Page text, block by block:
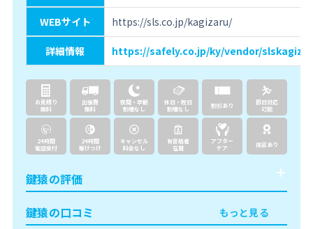
WEBサイト https://sls.co.jp/kagizaru/
詳細情報 https://safely.co.jp/ky/vendor/
お見積り
無料
出張費
無料
夜間・早朝
割増なし
休日・祝日
割増なし
割引あり
即日対応
可能
24時間
電話受付
24時間
駆けつけ
キャンセル
料金なし
有資格者
在籍
アフター
ケア
保証あり
鍵猿の評価
鍵猿の口コミ
もっと見る